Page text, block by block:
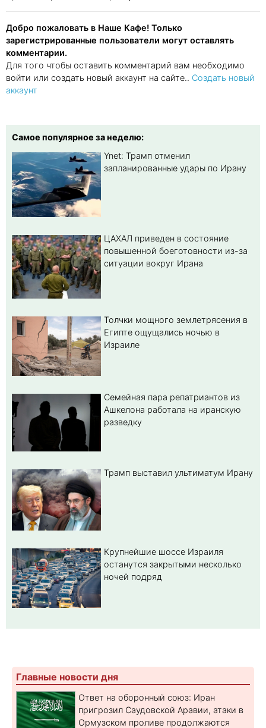
Добро пожаловать в Наше Кафе! Только
зарегистрированные пользователи могут оставлять
комментарии.
Для того чтобы оставить комментарий вам необходимо
войти или создать новый аккаунт на сайте.. Создать новый
аккаунт
Самое популярное за неделю:
Ynet: Трамп отменил
запланированные удары по Ирану
ЦАХАЛ приведен в состояние
повышенной боеготовности из-за
ситуации вокруг Ирана
Толчки мощного землетрясения в
Египте ощущались ночью в
Израиле
Семейная пара репатриантов из
Ашкелона работала на иранскую
разведку
Трамп выставил ультиматум Ирану
Крупнейшие шоссе Израиля
останутся закрытыми несколько
ночей подряд
Главные новости дня
Ответ на оборонный союз: Иран
пригрозил Саудовской Аравии, атаки в
Ормузском проливе продолжаются